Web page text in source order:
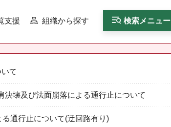
支援 組織から探す 検索メニュー
て
壊及び法面崩落による通行止について
通行止について(迂回路有り)